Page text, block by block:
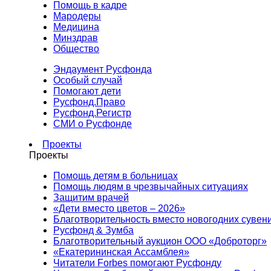
Помощь в кадре
Мародеры
Медицина
Минздрав
Общество
Эндаумент Русфонда
Особый случай
Помогают дети
Русфонд.Право
Русфонд.Регистр
СМИ о Русфонде
Проекты
Проекты
Помощь детям в больницах
Помощь людям в чрезвычайных ситуациях
Защитим врачей
«Дети вместо цветов – 2026»
Благотворительность вместо новогодних
Русфонд & Зумба
Благотворительный аукцион ООО «Доброторг»
«Екатерининская Ассамблея»
Читатели Forbes помогают Русфонду